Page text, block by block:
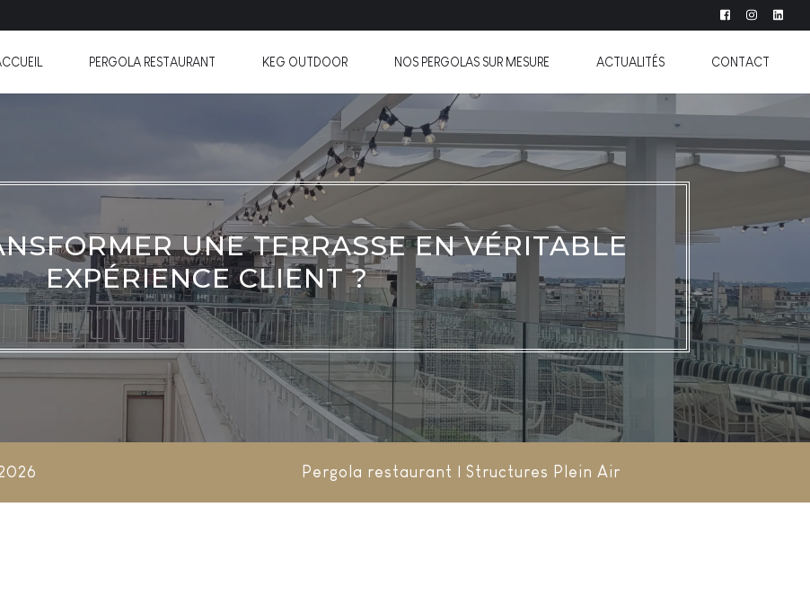
PERGOLA RESTAURANT KEG OUTDOOR NOS PERGOLAS SUR MESURE ACTUALITÉS CONTACT
UNE TERRASSE EN VÉRITABLE
EXPÉRIENCE CLIENT ?
Pergola restaurant |Structures Plein Air